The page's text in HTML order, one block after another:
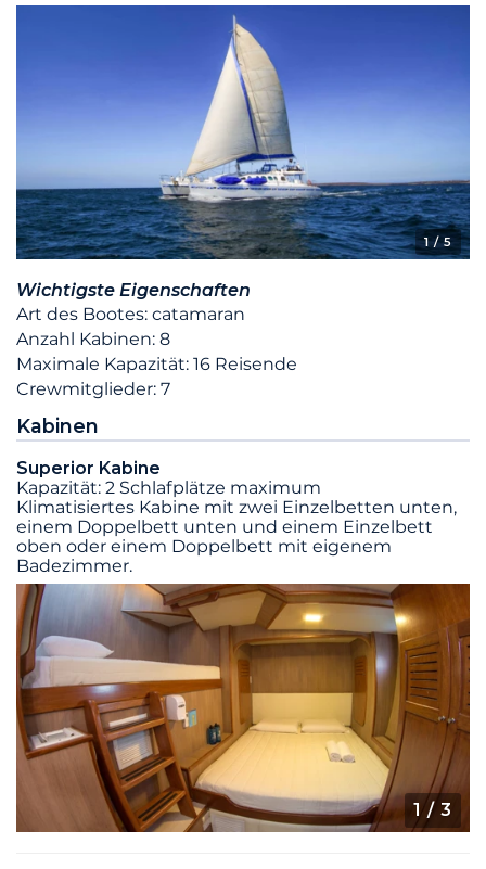
1/ 5
Wichtigste Eigenschaften
Art des Bootes: catamaran
Anzahl Kabinen: 8
Maximale Kapazität: 16 Reisende
Crewmitglieder: 7
Kabinen
Superior Kabine
Kapazität: 2 Schlafplätze maximum
Klimatisiertes Kabine mit zwei Einzelbetten unten,
einem Doppelbett unten und einem Einzelbett
oben oder einem Doppelbett mit eigenem
Badezimmer.
1 / 3